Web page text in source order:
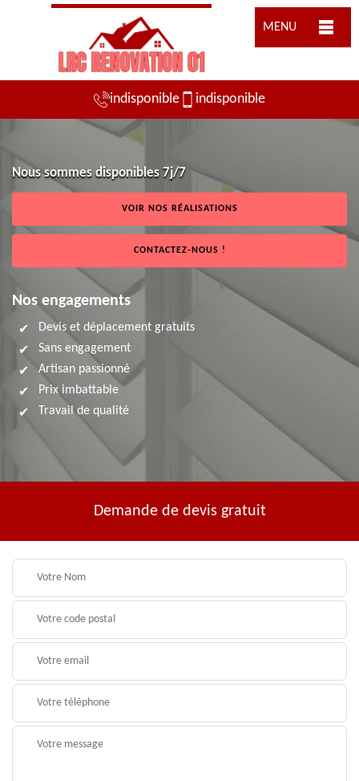
MENU
indisponible indisponible
Nous sommes disponibles 7j/7
VOIR NOS RÉALISATIONS
CONTACTEZ-NOUS !
Nos engagements
Devis et déplacement gratuits
Sans engagement
Artisan passionné
Prix imbattable
Travail de qualité
Demande de devis gratuit